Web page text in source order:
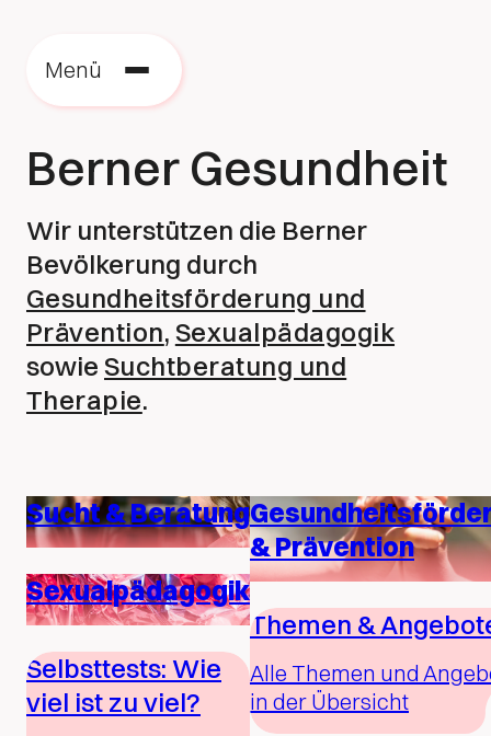
Menü
Berner Gesundheit
Wir unterstützen die Berner
Bevölkerung durch
Gesundheitsförderung und
Prävention, Sexualpädagogik
sowie Suchtberatung und
Therapie.
Sucht & Beratung
Sexualpädagogik
Selbsttests: Wie
viel ist zu viel?
& Prävention
Themen &
Alle Themen und
in der Übersicht